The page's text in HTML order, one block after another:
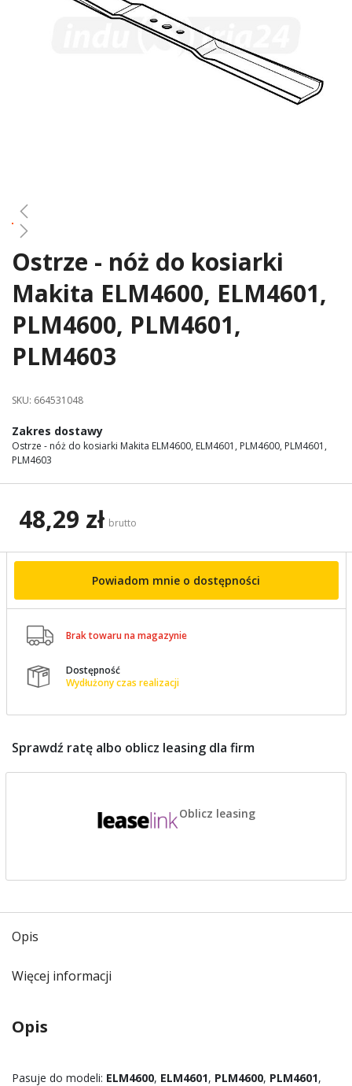
Skip
the
beginning
of
the
images
Ostrze - nóż do kosiarki
Makita ELM4600, ELM4601,
PLM4600, PLM4601,
PLM4603
SKU: 664531048
Zakres dostawy
Ostrze - nóż do kosiarki Makita ELM4600, ELM4601, PLM4600, PLM4601,
PLM4603
48,29 zł brutto
Powiadom mnie o dostępności
 Brak towaru na magazynie

Dostępność
Wydłużony czas realizacji
Sprawdź ratę albo oblicz leasing dla firm
Oblicz leasing
Opis
Więcej informacji
Opis
Pasuje do modeli: ELM4600, ELM4601, PLM4600, PLM4601,